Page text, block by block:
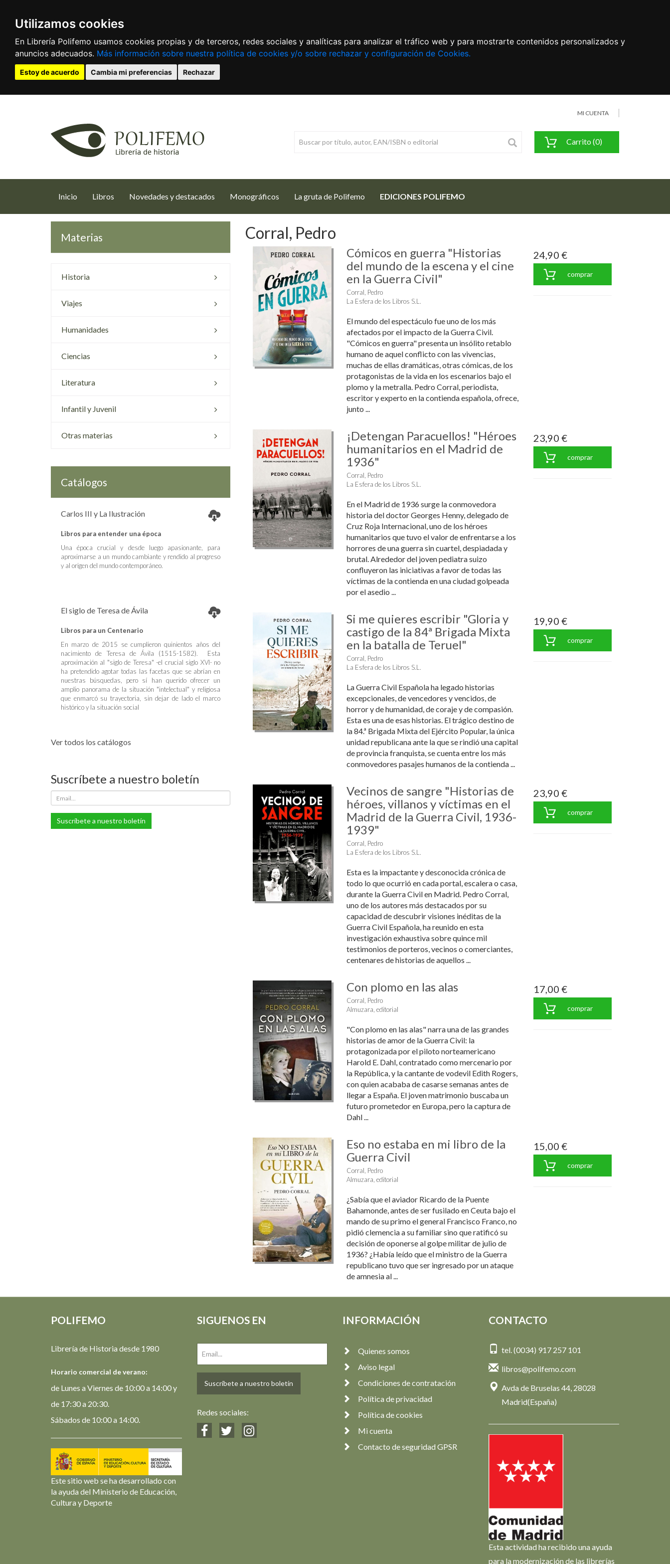
Utilizamos cookies
En Librería Polifemo usamos cookies propias y de terceros, redes sociales y analíticas para analizar el tráfico web y para mostrarte contenidos personalizados y
anuncios adecuados. Más información sobre nuestra política de cookies y/o sobre rechazar y configuración de Cookies.
Estoy de acuerdo Cambia mi preferencias Rechazar
MI CUENTA
Carrito (0)
Inicio (current)
Libros Novedades y destacados Monográficos La gruta de Polifemo EDICIONES POLIFEMO
Materias
Historia
Viajes
Humanidades
Ciencias
Literatura
Infantil y Juvenil
Otras materias
Catálogos
Carlos III y La Ilustración
Libros para entender una época
Una época crucial y desde luego apasionante, para
aproximarse a un mundo cambiante y rendido al progreso
y al origen del mundo contemporáneo.
El siglo de Teresa de Ávila
Libros para un Centenario
En marzo de 2015 se cumplieron quinientos años del
nacimiento de Teresa de Ávila (1515-1582). Esta
aproximación al "siglo de Teresa" -el crucial siglo XVI- no
ha pretendido agotar todas las facetas que se abrían en
nuestras búsquedas, pero sí han querido ofrecer un
amplio panorama de la situación "intelectual" y religiosa
que enmarcó su trayectoria, sin dejar de lado el marco
histórico y la situación social
Ver todos los catálogos
Suscríbete a nuestro boletín
Suscríbete a nuestro boletín
Corral, Pedro
Cómicos en guerra "Historias
del mundo de la escena y el cine
en la Guerra Civil"
Corral, Pedro
La Esfera de los Libros S.L.
El mundo del espectáculo fue uno de los más
afectados por el impacto de la Guerra Civil.
"Cómicos en guerra" presenta un insólito retablo
humano de aquel conflicto con las vivencias,
muchas de ellas dramáticas, otras cómicas, de los
protagonistas de la vida en los escenarios bajo el
plomo y la metralla. Pedro Corral, periodista,
escritor y experto en la contienda española, ofrece,
junto ...
24,90 €
comprar
¡Detengan Paracuellos! "Héroes
humanitarios en el Madrid de
1936"
Corral, Pedro
La Esfera de los Libros S.L.
En el Madrid de 1936 surge la conmovedora
historia del doctor Georges Henny, delegado de
Cruz Roja Internacional, uno de los héroes
humanitarios que tuvo el valor de enfrentarse a los
horrores de una guerra sin cuartel, despiadada y
brutal. Alrededor del joven pediatra suizo
confluyeron las iniciativas a favor de todas las
víctimas de la contienda en una ciudad golpeada
por el asedio ...
23,90 €
comprar
Si me quieres escribir "Gloria y
castigo de la 84ª Brigada Mixta
en la batalla de Teruel"
Corral, Pedro
La Esfera de los Libros S.L.
La Guerra Civil Española ha legado historias
excepcionales, de vencedores y vencidos, de
horror y de humanidad, de coraje y de compasión.
Esta es una de esas historias. El trágico destino de
la 84.ª Brigada Mixta del Ejército Popular, la única
unidad republicana ante la que se rindió una capital
de provincia franquista, se cuenta entre los más
conmovedores pasajes humanos de la contienda ...
19,90 €
comprar
Vecinos de sangre "Historias de
héroes, villanos y víctimas en el
Madrid de la Guerra Civil, 1936-
1939"
Corral, Pedro
La Esfera de los Libros S.L.
Esta es la impactante y desconocida crónica de
todo lo que ocurrió en cada portal, escalera o casa,
durante la Guerra Civil en Madrid. Pedro Corral,
uno de los autores más destacados por su
capacidad de descubrir visiones inéditas de la
Guerra Civil Española, ha reunido en esta
investigación exhaustiva sobre quince mil
testimonios de porteros, vecinos o comerciantes,
centenares de historias de aquellos ...
23,90 €
comprar
Con plomo en las alas
Corral, Pedro
Almuzara, editorial
"Con plomo en las alas" narra una de las grandes
historias de amor de la Guerra Civil: la
protagonizada por el piloto norteamericano
Harold E. Dahl, contratado como mercenario por
la República, y la cantante de vodevil Edith Rogers,
con quien acababa de casarse semanas antes de
llegar a España. El joven matrimonio buscaba un
futuro prometedor en Europa, pero la captura de
Dahl ...
17,00 €
comprar
Eso no estaba en mi libro de la
Guerra Civil
Corral, Pedro
Almuzara, editorial
¿Sabía que el aviador Ricardo de la Puente
Bahamonde, antes de ser fusilado en Ceuta bajo el
mando de su primo el general Francisco Franco, no
pidió clemencia a su familiar sino que ratificó su
decisión de oponerse al golpe militar de julio de
1936? ¿Había leído que el ministro de la Guerra
republicano tuvo que ser ingresado por un ataque
de amnesia al ...
15,00 €
comprar
POLIFEMO
Librería de Historia desde 1980
Horario comercial de verano:
de Lunes a Viernes de 10:00 a 14:00 y
de 17:30 a 20:30.
Sábados de 10:00 a 14:00.
Este sitio web se ha desarrollado con
la ayuda del Ministerio de Educación,
Cultura y Deporte
SIGUENOS EN
Suscríbete a nuestro boletín
Redes sociales:
INFORMACIÓN
Quienes somos
Aviso legal
Condiciones de contratación
Política de privacidad
Política de cookies
Mi cuenta
Contacto de seguridad GPSR
CONTACTO
tel. (0034) 917 257 101
libros@polifemo.com
Avda de Bruselas 44, 28028
Madrid(España)
Esta actividad ha recibido una ayuda
para la modernización de las librerías